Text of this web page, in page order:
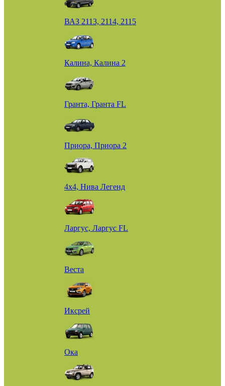
ВАЗ 2113, 2114, 2115
Калина, Калина 2
Гранта, Гранта FL
Приора, Приора 2
4х4, Нива Легенд
Ларгус, Ларгус FL
Веста
Иксрей
Ока